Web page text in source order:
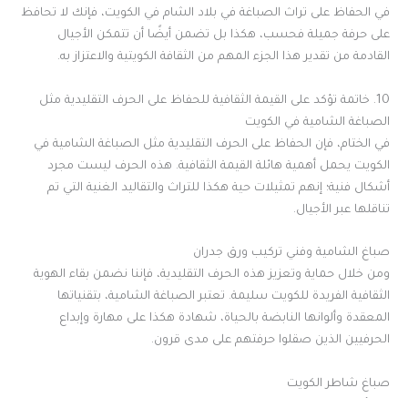
في الحفاظ على تراث الصباغة في بلاد الشام في الكويت، فإنك لا تحافظ
على حرفة جميلة فحسب، هكذا بل تضمن أيضًا أن تتمكن الأجيال
القادمة من تقدير هذا الجزء المهم من الثقافة الكويتية والاعتزاز به.
10. خاتمة تؤكد على القيمة الثقافية للحفاظ على الحرف التقليدية مثل
الصباغة الشامية في الكويت
في الختام، فإن الحفاظ على الحرف التقليدية مثل الصباغة الشامية في
الكويت يحمل أهمية هائلة القيمة الثقافية. هذه الحرف ليست مجرد
أشكال فنية؛ إنهم تمثيلات حية هكذا للتراث والتقاليد الغنية التي تم
تناقلها عبر الأجيال.
صباغ الشامية وفني تركيب ورق جدران
ومن خلال حماية وتعزيز هذه الحرف التقليدية، فإننا نضمن بقاء الهوية
الثقافية الفريدة للكويت سليمة. تعتبر الصباغة الشامية، بتقنياتها
المعقدة وألوانها النابضة بالحياة، شهادة هكذا على مهارة وإبداع
الحرفيين الذين صقلوا حرفتهم على مدى قرون.
صباغ شاطر الكويت